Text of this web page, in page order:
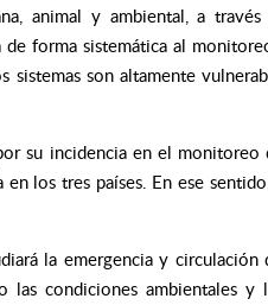
animal y ambiental, a través
forma sistemática al
sistemas son altamente
su incidencia en el monitoreo
los tres países. En ese
la emergencia y circulación
las condiciones ambientales y